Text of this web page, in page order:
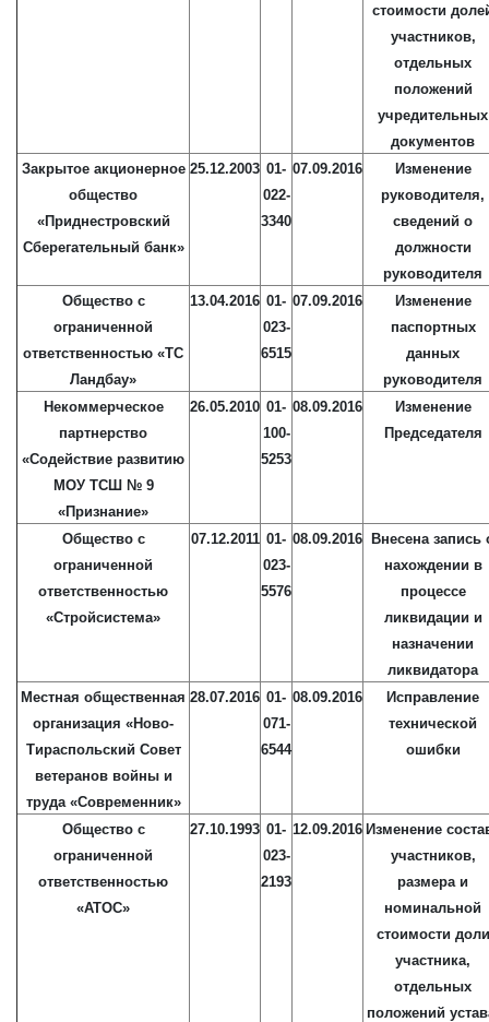
стоимости
участников,
отдельных
положений
учредительных
документов
Закрытое акционерное
общество
«Приднестровский
Сберегательный банк»
25.12.2003 01-
022-
3340
07.09.2016
Изменение
руководителя,
сведений о
должности
руководителя
Общество с
ограниченной
ответственностью «ТС
Ландбау»
13.04.2016 01-
023-
6515
07.09.2016
Изменение
паспортных
данных
руководителя
Некоммерческое
партнерство
«Содействие развитию
МОУ ТСШ № 9
«Признание»
26.05.2010 01-
100-
5253
08.09.2016
Изменение
Председателя
Общество с
ограниченной
ответственностью
«Стройсистема»
07.12.2011 01-
023-
5576
08.09.2016
Внесена запись
нахождении в
процессе
ликвидации и
назначении
ликвидатора
Местная общественная
организация «Ново-
Тираспольский Совет
ветеранов войны и
труда «Современник»
28.07.2016 01-
071-
6544
08.09.2016
Исправление
технической
ошибки
Общество с
ограниченной
ответственностью
«АТОС»
27.10.1993 01-
023-
2193
12.09.2016 Изменение
участников,
размера и
номинальной
стоимости доли
участника,
отдельных
положений